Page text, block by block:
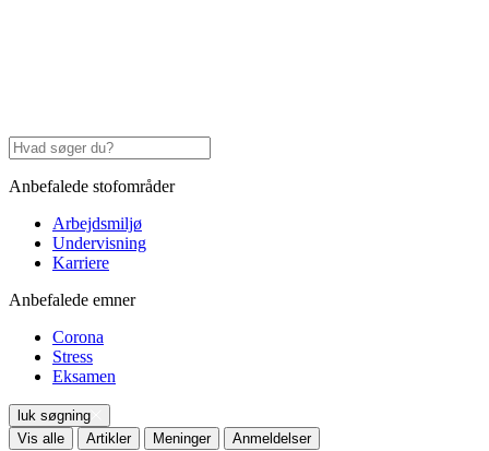
Anbefalede stofområder
Arbejdsmiljø
Undervisning
Karriere
Anbefalede emner
Corona
Stress
Eksamen
luk søgning
Vis alle
Artikler Meninger Anmeldelser